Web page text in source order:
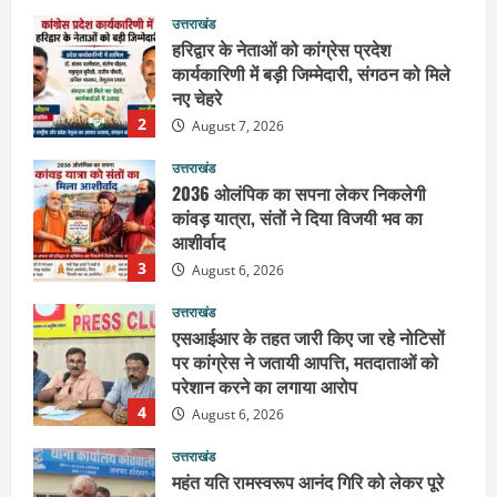
August 8, 2026
2
उत्तराखंड
हरिद्वार के नेताओं को कांग्रेस प्रदेश
कार्यकारिणी में बड़ी जिम्मेदारी, संगठन को मिले
नए चेहरे
August 7, 2026
3
उत्तराखंड
2036 ओलंपिक का सपना लेकर निकलेगी
कांवड़ यात्रा, संतों ने दिया विजयी भव का
आशीर्वाद
August 6, 2026
4
उत्तराखंड
एसआईआर के तहत जारी किए जा रहे नोटिसों
पर कांग्रेस ने जतायी आपत्ति, मतदाताओं को
परेशान करने का लगाया आरोप
August 6, 2026
उत्तराखंड
महंत यति रामस्वरूप आनंद गिरि को लेकर पूरे